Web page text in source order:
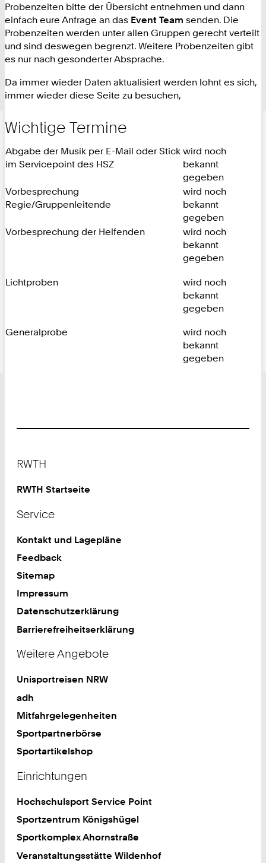
Probenzeiten bitte der Übersicht entnehmen und dann
einfach eure Anfrage an das Event Team senden. Die
Probenzeiten werden unter allen Gruppen gerecht verteilt
und sind deswegen begrenzt. Weitere Probenzeiten gibt
es nur nach gesonderter Absprache.
Da immer wieder Daten aktualisiert werden lohnt es sich,
immer wieder diese Seite zu besuchen,
Wichtige Termine
Abgabe der Musik per E-Mail oder Stick
im Servicepoint des HSZ
wird noch
bekannt
gegeben
Vorbesprechung
Regie/Gruppenleitende
wird noch
bekannt
gegeben
Vorbesprechung der Helfenden
wird noch
bekannt
gegeben
Lichtproben
wird noch
bekannt
gegeben
Generalprobe
wird noch
bekannt
gegeben
RWTH
RWTH Startseite
Service
Kontakt und Lagepläne
Feedback
Sitemap
Impressum
Datenschutzerklärung
Barrierefreiheitserklärung
Weitere Angebote
Unisportreisen NRW
adh
Mitfahrgelegenheiten
Sportpartnerbörse
Sportartikelshop
Einrichtungen
Hochschulsport Service Point
Sportzentrum Königshügel
Sportkomplex Ahornstraße
Veranstaltungsstätte Wildenhof